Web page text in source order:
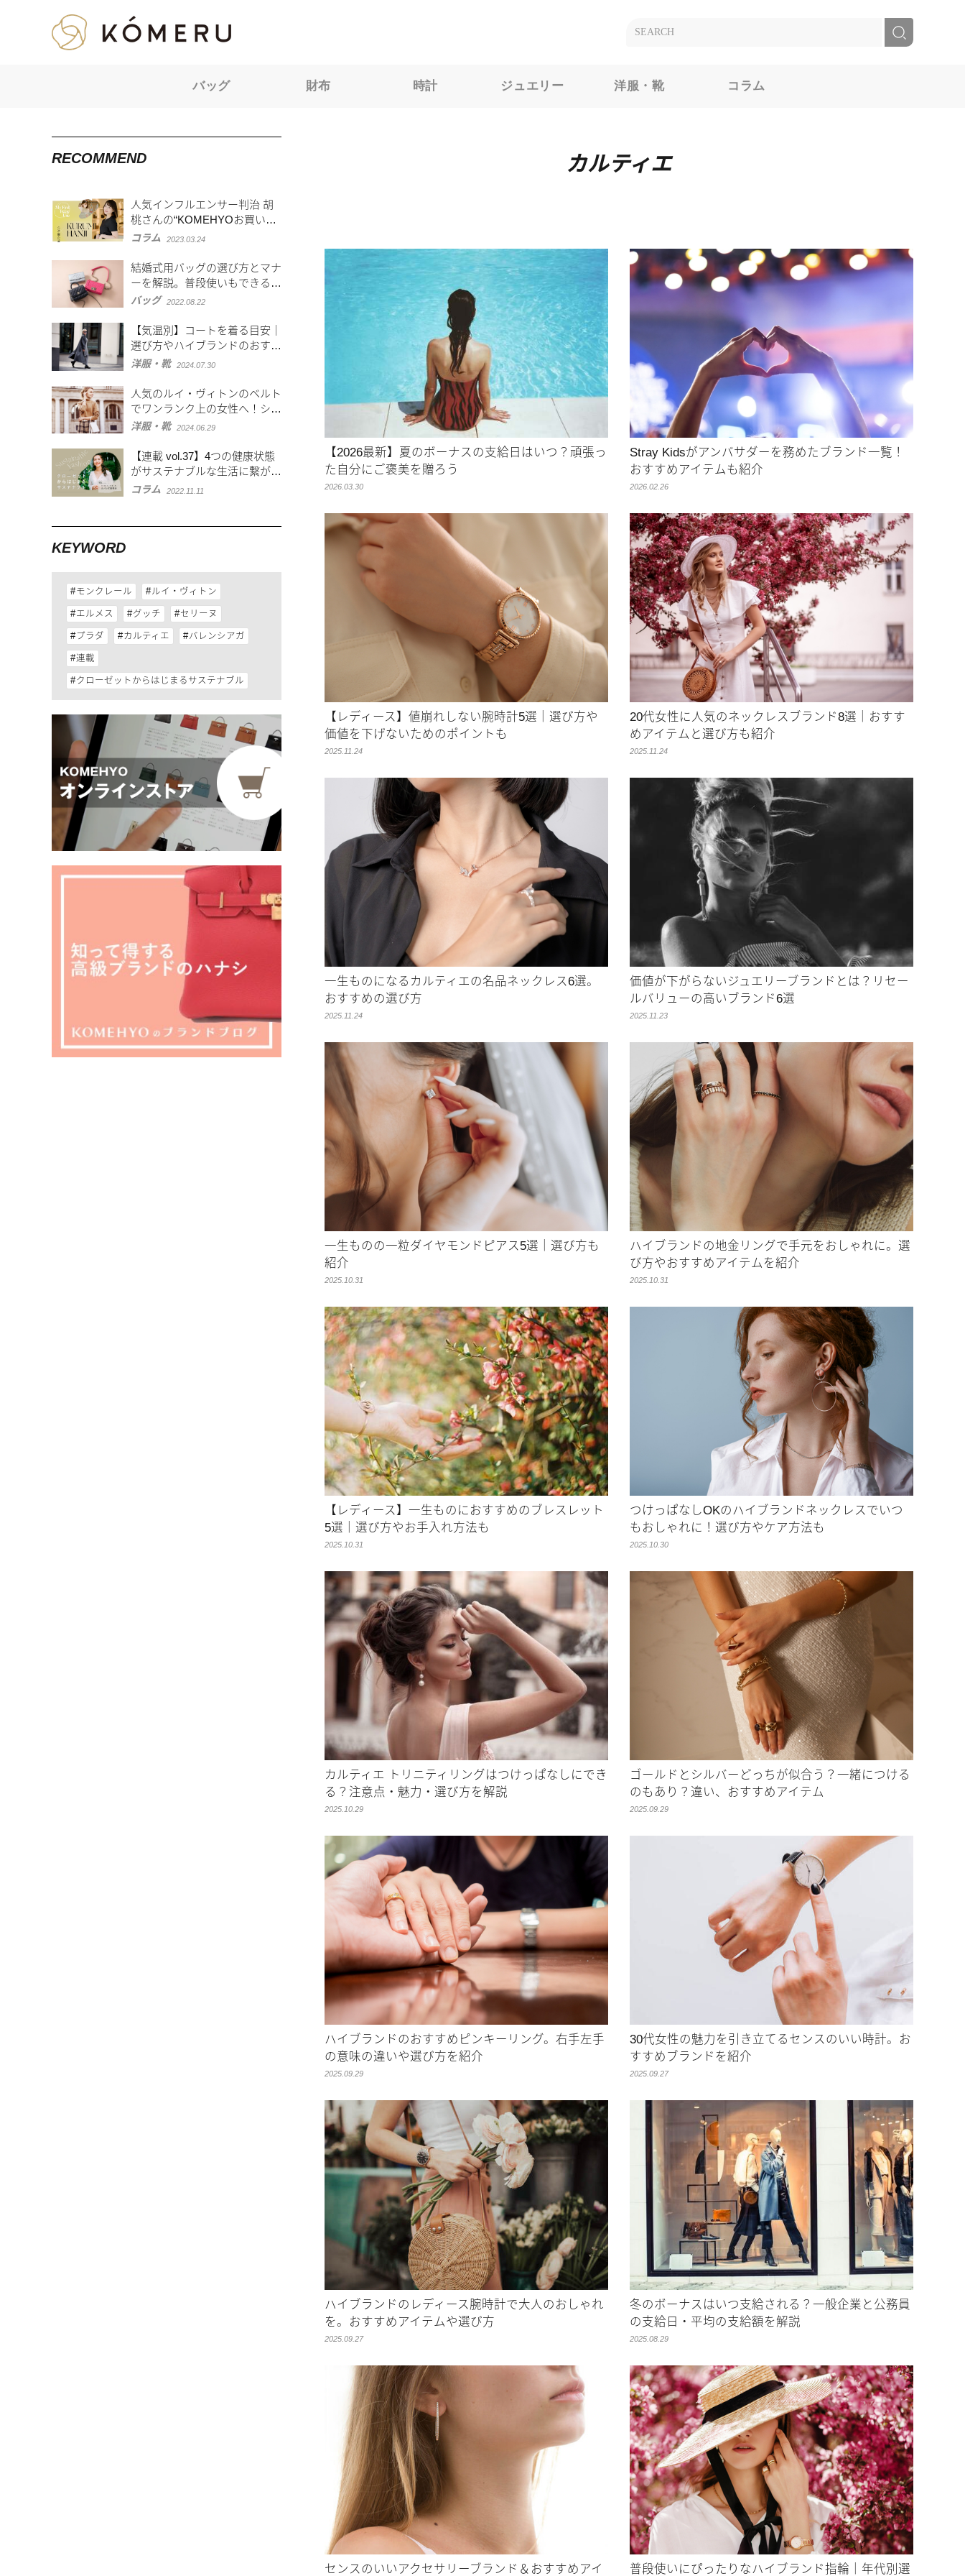
バッグ 財布 時計 ジュエリー 洋服・靴 コラム
カルティエ
【2026最新】夏のボーナスの支給日はいつ？頑張っ
た自分にご褒美を贈ろう
2026.03.30
Stray Kidsがアンバサダーを務めたブランド一覧！
おすすめアイテムも紹介
2026.02.26
【レディース】値崩れしない腕時計5選｜選び方や
価値を下げないためのポイントも
2025.11.24
20代女性に人気のネックレスブランド8選｜おすす
めアイテムと選び方も紹介
2025.11.24
一生ものになるカルティエの名品ネックレス6選。
おすすめの選び方
2025.11.24
価値が下がらないジュエリーブランドとは？リセー
ルバリューの高いブランド6選
2025.11.23
一生ものの一粒ダイヤモンドピアス5選｜選び方も
紹介
2025.10.31
ハイブランドの地金リングで手元をおしゃれに。選
び方やおすすめアイテムを紹介
2025.10.31
【レディース】一生ものにおすすめのブレスレット
5選｜選び方やお手入れ方法も
2025.10.31
つけっぱなしOKのハイブランドネックレスでいつ
もおしゃれに！選び方やケア方法も
2025.10.30
カルティエ トリニティリングはつけっぱなしにでき
る？注意点・魅力・選び方を解説
2025.10.29
ゴールドとシルバーどっちが似合う？一緒につける
のもあり？違い、おすすめアイテム
2025.09.29
ハイブランドのおすすめピンキーリング。右手左手
の意味の違いや選び方を紹介
2025.09.29
30代女性の魅力を引き立てるセンスのいい時計。お
すすめブランドを紹介
2025.09.27
ハイブランドのレディース腕時計で大人のおしゃれ
を。おすすめアイテムや選び方
2025.09.27
冬のボーナスはいつ支給される？一般企業と公務員
の支給日・平均の支給額を解説
2025.08.29
センスのいいアクセサリーブランド＆おすすめアイ 普段使いにぴったりなハイブランド指輪｜年代別選
RECOMMEND
人気インフルエンサー判治 胡
桃さんの“KOMEHYOお買い物
体験”を密着レポート！
コラム 2023.03.24
結婚式用バッグの選び方とマナ
ーを解説。普段使いもできる人
気ブランドバッグ5選
バッグ 2022.08.22
【気温別】コートを着る目安｜
選び方やハイブランドのおすす
めコートも
洋服・靴 2024.07.30
人気のルイ・ヴィトンのベルト
でワンランク上の女性へ！シッ
クからカジュアルまで紹介
洋服・靴 2024.06.29
【連載 vol.37】4つの健康状態
がサステナブルな生活に繋が
る！？健康状態とサステナブル
コラム 2022.11.11
KEYWORD
モンクレール ルイ・ヴィトン
エルメス グッチ セリーヌ
プラダ カルティエ バレンシアガ
連載
クローゼットからはじまるサステナブル